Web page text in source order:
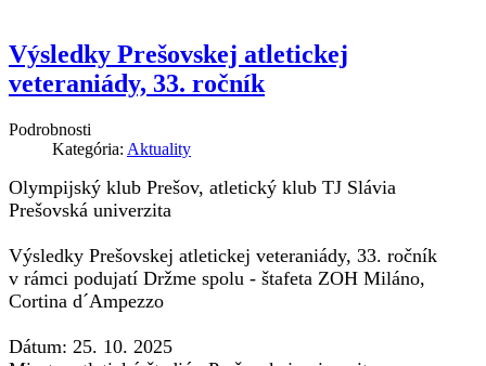
Výsledky Prešovskej atletickej
veteraniády, 33. ročník
Podrobnosti
Kategória: Aktuality
Olympijský klub Prešov, atletický klub TJ Slávia
Prešovská univerzita
Výsledky Prešovskej atletickej veteraniády, 33. ročník
v rámci podujatí Držme spolu - štafeta ZOH Miláno,
Cortina d´Ampezzo
Dátum: 25. 10. 2025